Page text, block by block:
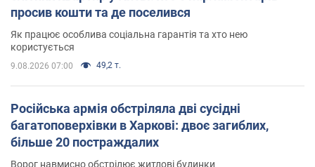
просив кошти та де поселився
Як працює особлива соціальна гарантія та хто нею
користується
9.08.2026 07:00 49,2 т.
Російська армія обстріляла дві сусідні
багатоповерхівки в Харкові: двоє загиблих,
більше 20 постраждалих
Ворог навмисно обстрілює житлові будинки